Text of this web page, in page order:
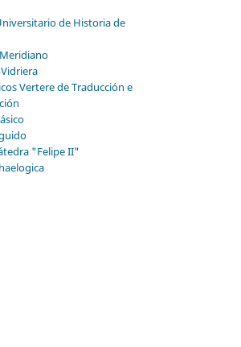
de Historia de
Vertere de Traducción e
"Felipe II"